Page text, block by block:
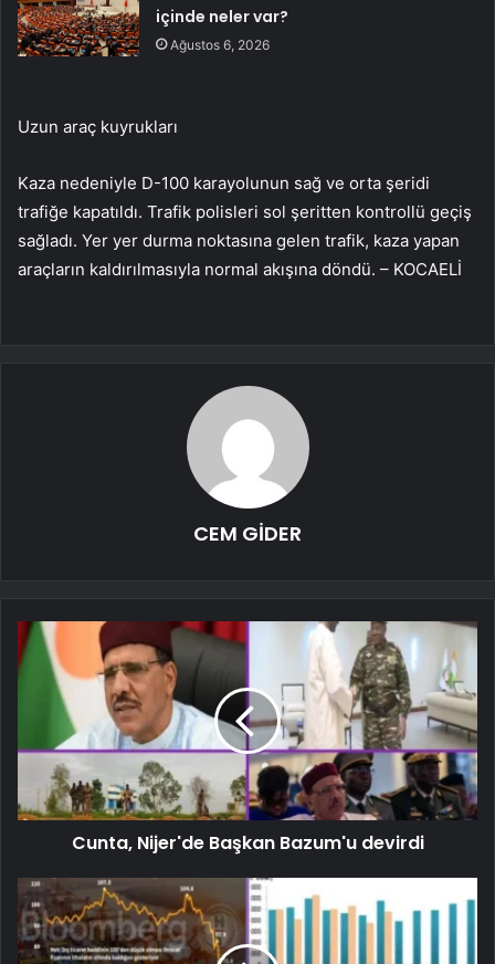
içinde neler var?
Ağustos 6, 2026
Uzun araç kuyrukları
Kaza nedeniyle D-100 karayolunun sağ ve orta şeridi
trafiğe kapatıldı. Trafik polisleri sol şeritten kontrollü geçiş
sağladı. Yer yer durma noktasına gelen trafik, kaza yapan
araçların kaldırılmasıyla normal akışına döndü. – KOCAELİ
CEM GİDER
Cunta, Nijer'de Başkan Bazum'u devirdi